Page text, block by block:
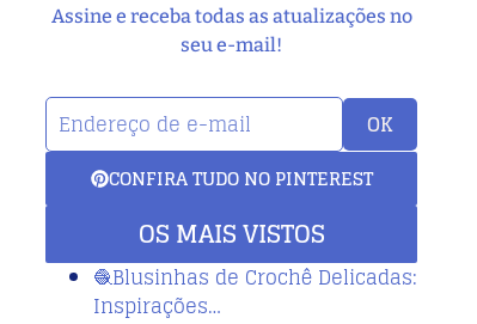
Assine e receba todas as atualizações no
seu e-mail!
OK
CONFIRA TUDO NO PINTEREST
OS MAIS VISTOS
🧶Blusinhas de Crochê Delicadas:
Inspirações…